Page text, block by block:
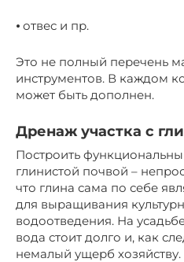
⦁ отвес и пр.
Это не полный перечень
инструментов. В каждом
может быть дополнен.
Дренаж участка с
Построить
глинистой почвой –
что глина сама по себе
для выращивания
водоотведения. На
вода стоит долго и, как
немалый ущерб хозяйству.